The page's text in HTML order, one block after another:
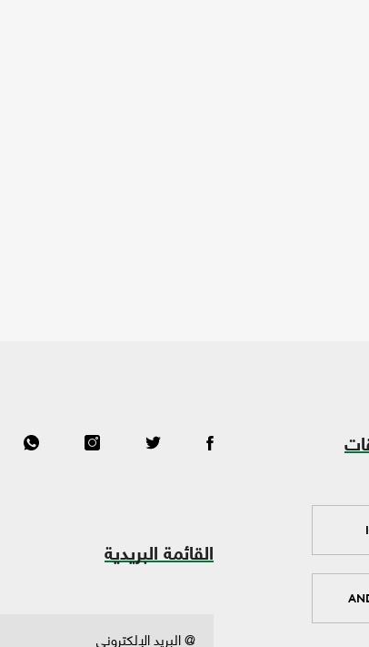
القائمة البريدية